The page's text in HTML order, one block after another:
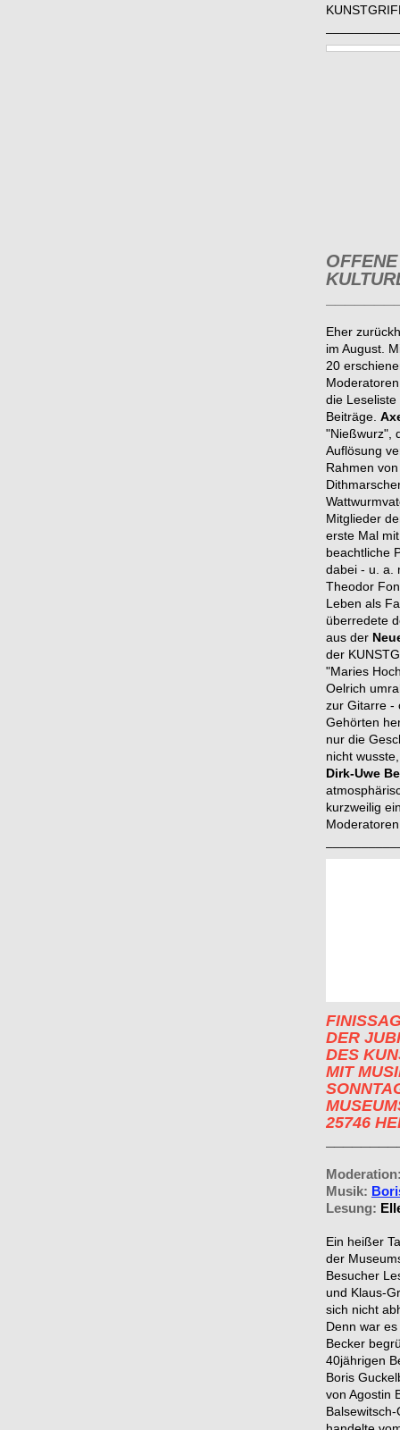
OFFENE
Eher
im August.
20
die
Beiträge.
"Nießwurz",
Auflösung
Rahmen
Mitglieder
erste Mal
beachtliche
dabei - u. a.
Theodor
Leben als
überredete
aus der
der
"Maries
Oelrich
zur Gitarre -
Gehörten
nur die
nicht
Dirk-Uwe
kurzweilig
DER
DES
MIT
25746
Musik:
Lesung:
Ein heißer
der
Besucher
und Klaus-
sich nicht
Denn war
Becker
40jährigen
Boris
von Agostin